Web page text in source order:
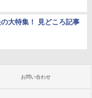
大特集！ 見どころ記事
お問い合わせ